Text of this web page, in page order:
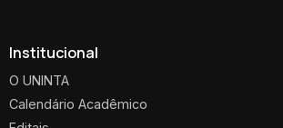
Institucional
O UNINTA
Calendário Acadêmico